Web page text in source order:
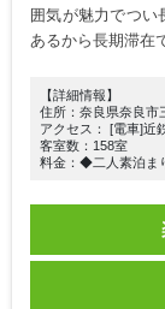
囲気が魅力でつい
あるから長期滞在
【詳細情報】
住所：奈良県奈良市
アクセス： [電車]
客室数：158室
料金：◆二人素泊ま